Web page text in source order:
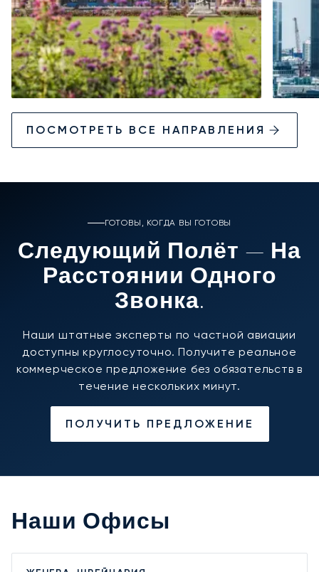
ПОСМОТРЕТЬ ВСЕ НАПРАВЛЕНИЯ
ГОТОВЫ, КОГДА ВЫ ГОТОВЫ
Следующий Полёт — На
Расстоянии Одного
Звонка.
Наши штатные эксперты по частной авиации
доступны круглосуточно. Получите реальное
коммерческое предложение без обязательств в
течение нескольких минут.
ПОЛУЧИТЬ ПРЕДЛОЖЕНИЕ
Наши Офисы